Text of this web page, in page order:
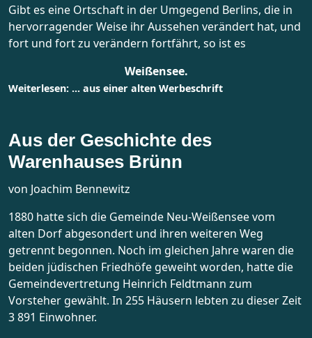
Gibt es eine Ortschaft in der Umgegend Berlins, die in
hervorragender Weise ihr Aussehen verändert hat, und
fort und fort zu verändern fortfährt, so ist es
Weißensee.
Weiterlesen: ... aus einer alten Werbeschrift
Aus der Geschichte des
Warenhauses Brünn
von Joachim Bennewitz
1880 hatte sich die Gemeinde Neu-Weißensee vom
alten Dorf abgesondert und ihren weiteren Weg
getrennt begonnen. Noch im gleichen Jahre waren die
beiden jüdischen Friedhöfe geweiht worden, hatte die
Gemeindevertretung Heinrich Feldtmann zum
Vorsteher gewählt. In 255 Häusern lebten zu dieser Zeit
3 891 Einwohner.